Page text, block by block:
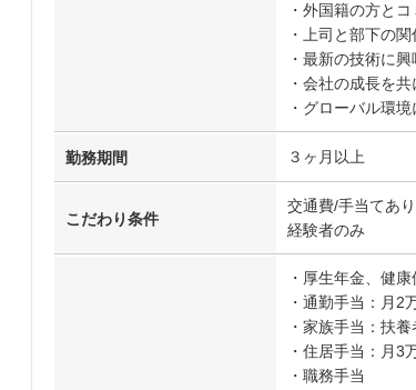
・外国籍の方と
・上司と部下の
・最新の技術に
・会社の成長を
・グローバル環
勤務期間 ３ヶ月以上
こだわり条件
交通費/手当てあり
経験者のみ
・厚生年金、健
・通勤手当：月2
・家族手当：扶
・住居手当：月3
・職務手当